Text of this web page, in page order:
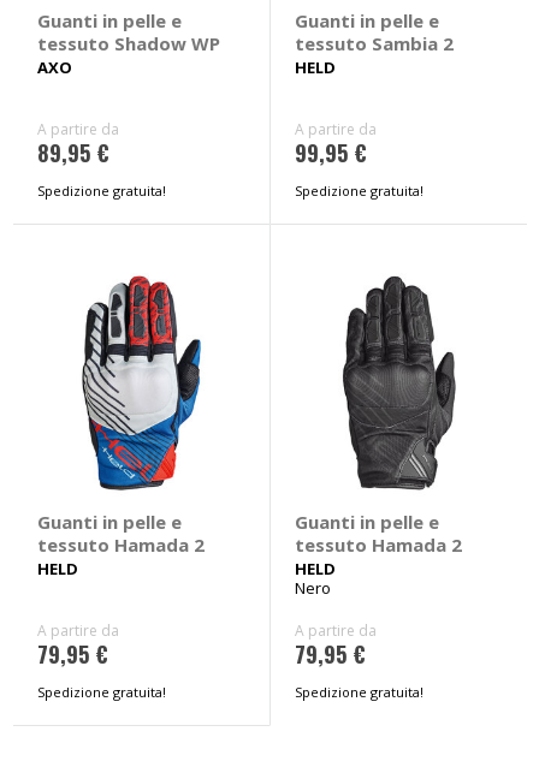
Guanti in pelle e
tessuto Shadow WP
AXO
A partire da
89,95 €
Spedizione gratuita!
Guanti in pelle e
tessuto Sambia 2
HELD
A partire da
99,95 €
Spedizione gratuita!
Guanti in pelle e
tessuto Hamada 2
HELD
A partire da
79,95 €
Spedizione gratuita!
Guanti in pelle e
tessuto Hamada 2
HELD
Nero
A partire da
79,95 €
Spedizione gratuita!